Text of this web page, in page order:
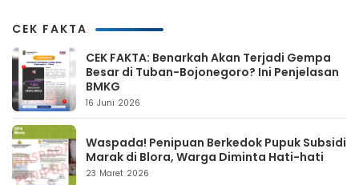
CEK FAKTA
CEK FAKTA: Benarkah Akan Terjadi Gempa
Besar di Tuban-Bojonegoro? Ini Penjelasan
BMKG
16 Juni 2026
Waspada! Penipuan Berkedok Pupuk Subsidi
Marak di Blora, Warga Diminta Hati-hati
23 Maret 2026